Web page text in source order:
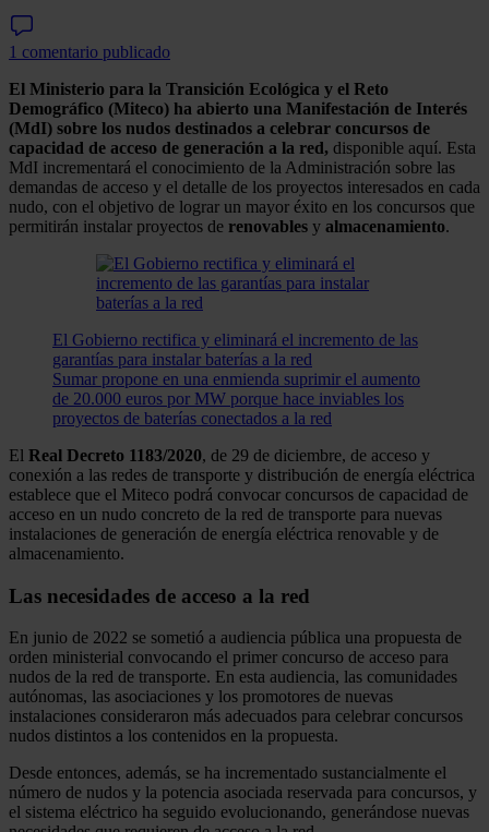
1 comentario publicado
El Ministerio para la Transición Ecológica y el Reto
Demográfico (Miteco) ha abierto una Manifestación de Interés
(MdI) sobre los nudos destinados a celebrar concursos de
capacidad de acceso de generación a la red, disponible aquí. Esta
MdI incrementará el conocimiento de la Administración sobre las
demandas de acceso y el detalle de los proyectos interesados en cada
nudo, con el objetivo de lograr un mayor éxito en los concursos que
permitirán instalar proyectos de renovables y almacenamiento.
El Gobierno rectifica y eliminará el incremento de las
garantías para instalar baterías a la red
Sumar propone en una enmienda suprimir el aumento
de 20.000 euros por MW porque hace inviables los
proyectos de baterías conectados a la red
El Real Decreto 1183/2020, de 29 de diciembre, de acceso y
conexión a las redes de transporte y distribución de energía eléctrica
establece que el Miteco podrá convocar concursos de capacidad de
acceso en un nudo concreto de la red de transporte para nuevas
instalaciones de generación de energía eléctrica renovable y de
almacenamiento.
Las necesidades de acceso a la red
En junio de 2022 se sometió a audiencia pública una propuesta de
orden ministerial convocando el primer concurso de acceso para
nudos de la red de transporte. En esta audiencia, las comunidades
autónomas, las asociaciones y los promotores de nuevas
instalaciones consideraron más adecuados para celebrar concursos
nudos distintos a los contenidos en la propuesta.
Desde entonces, además, se ha incrementado sustancialmente el
número de nudos y la potencia asociada reservada para concursos, y
el sistema eléctrico ha seguido evolucionando, generándose nuevas